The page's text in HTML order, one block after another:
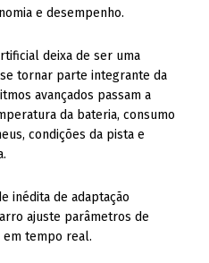
e desempenho.
deixa de ser uma
tornar parte integrante da
avançados passam a
da bateria, consumo
condições da pista e
inédita de adaptação
ajuste parâmetros de
tempo real.